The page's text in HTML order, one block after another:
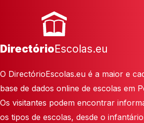
DirectórioEscolas.eu
O DirectórioEscolas.eu é a maior e
base de dados online de escolas em
Os visitantes podem encontrar
os tipos de escolas, desde o